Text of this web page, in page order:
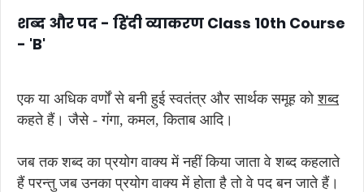
शब्द और पद - हिंदी व्याकरण Class 10th Course
- 'B'
एक या अधिक वर्णों से बनी हुई स्वतंत्र और सार्थक समूह कोशब्द
कहते हैं। जैसे - गंगा, कमल, किताब आदि।
जब तक शब्द का प्रयोग वाक्य में नहीं किया जाता वे शब्द कहलाते
हैं परन्तु जब उनका प्रयोग वाक्य में होता है तो वे पद बन जाते हैं।